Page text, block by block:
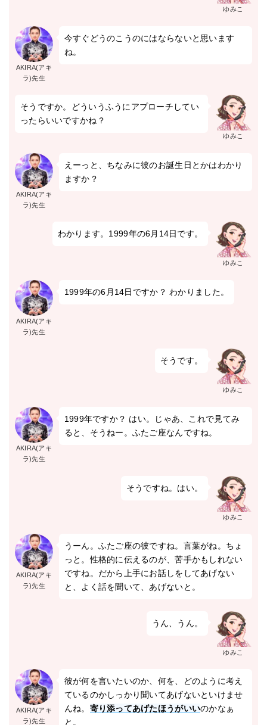
ゆみこ
AKIRA(アキ
ラ)先生
今すぐどうのこうのにはならないと思います
ね。
ゆみこ
そうですか。どういうふうにアプローチしてい
ったらいいですかね？
AKIRA(アキ
ラ)先生
えーっと、ちなみに彼のお誕生日とかはわかり
ますか？
ゆみこ
わかります。1999年の6月14日です。
AKIRA(アキ
ラ)先生
1999年の6月14日ですか？ わかりました。
ゆみこ
そうです。
AKIRA(アキ
ラ)先生
1999年ですか？ はい。じゃあ、これで見てみ
ると、そうねー。ふたご座なんですね。
ゆみこ
そうですね。はい。
AKIRA(アキ
ラ)先生
うーん。ふたご座の彼ですね。言葉がね。ちょ
っと。性格的に伝えるのが、苦手かもしれない
ですね。だから上手にお話しをしてあげない
と、よく話を聞いて、あげないと。
ゆみこ
うん、うん。
AKIRA(アキ
ラ)先生
彼が何を言いたいのか、何を、どのように考え
ているのかしっかり聞いてあげないといけませ
んね。 寄り添ってあげたほうがいいのかなぁ
と。